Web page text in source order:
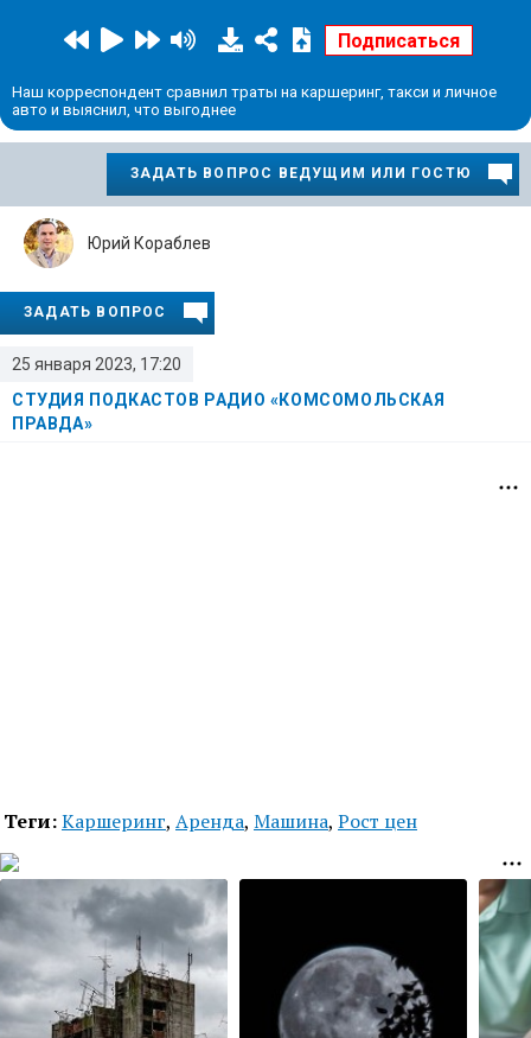
Наш корреспондент сравнил траты на каршеринг, такси и личное
авто и выяснил, что выгоднее
ЗАДАТЬ ВОПРОС ВЕДУЩИМ ИЛИ ГОСТЮ
25 января 2023, 17:20
СТУДИЯ ПОДКАСТОВ РАДИО «КОМСОМОЛЬСКАЯ
ПРАВДА»
Юрий Кораблев
ЗАДАТЬ ВОПРОС
Теги:Каршеринг, Аренда, Машина, Рост цен